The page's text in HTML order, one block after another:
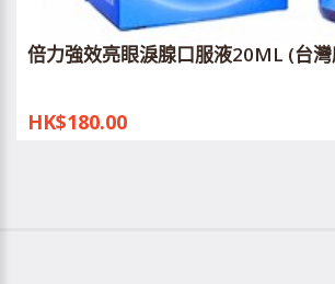
倍力強效亮眼淚腺口服液20ML (台
HK$180.00